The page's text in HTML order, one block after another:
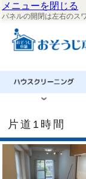
メニューを閉じる
パネルの開閉は左右のス
片道1時間